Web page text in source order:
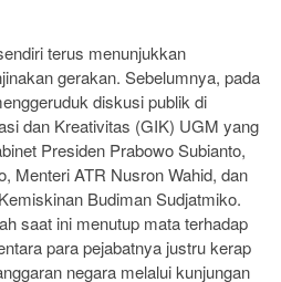
terus menunjukkan
gerakan. Sebelumnya, pada
diskusi publik di
dan Kreativitas (GIK) UGM yang
Presiden Prabowo Subianto,
Menteri ATR Nusron Wahid, dan
Budiman Sudjatmiko.
saat ini menutup mata terhadap
para pejabatnya justru kerap
negara melalui kunjungan